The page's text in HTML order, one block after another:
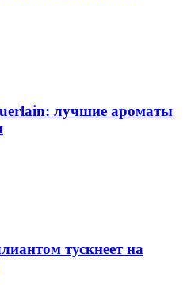
лучшие ароматы
тускнеет на